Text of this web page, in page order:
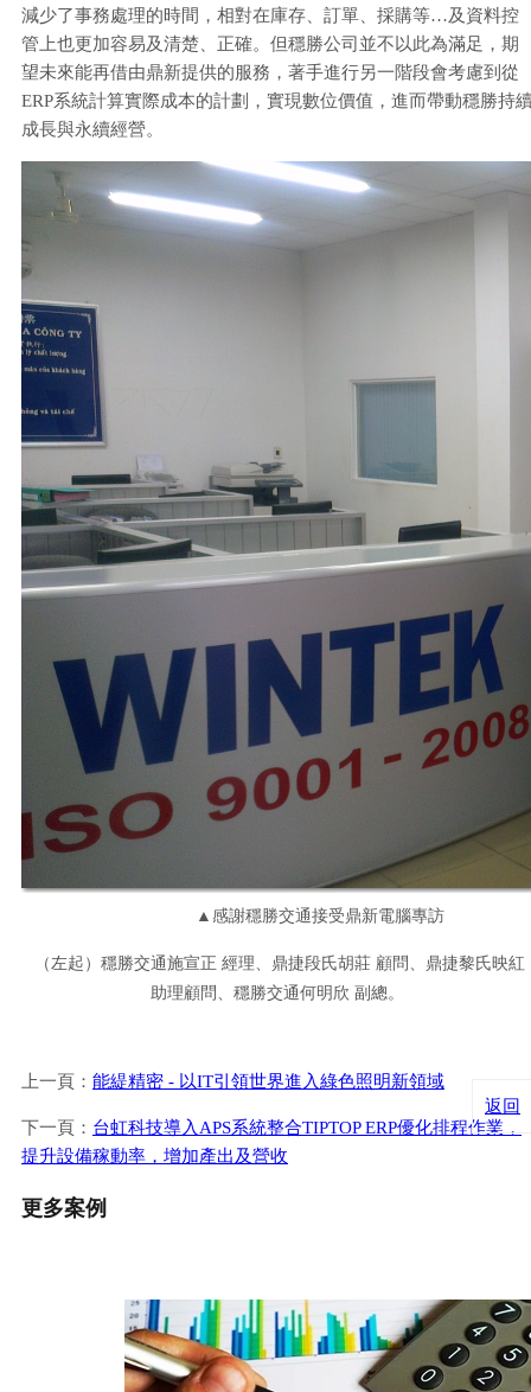
減少了事務處理的時間，相對在庫存、訂單、採購等…及資料控
管上也更加容易及清楚、正確。但穩勝公司並不以此為滿足，期
望未來能再借由鼎新提供的服務，著手進行另一階段會考慮到從
ERP系統計算實際成本的計劃，實現數位價值，進而帶動穩勝持
成長與永續經營。
▲感謝穩勝交通接受鼎新電腦專訪
（左起）穩勝交通施宣正 經理、鼎捷段氏胡莊 顧問、鼎捷黎氏映紅
助理顧問、穩勝交通何明欣 副總。
上一頁： 能緹精密 - 以IT引領世界進入綠色照明新領域
下一頁： 台虹科技導入APS系統整合TIPTOP ERP優化排程作業，
提升設備稼動率，增加產出及營收
返回
更多案例